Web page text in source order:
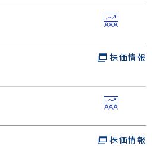
株価情報
株価情報